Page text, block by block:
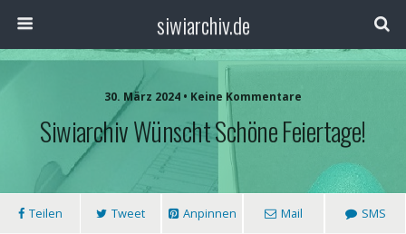
siwiarchiv.de
30. März 2024 • Keine Kommentare
Siwiarchiv Wünscht Schöne Feiertage!
Teilen Tweet Anpinnen Mail SMS